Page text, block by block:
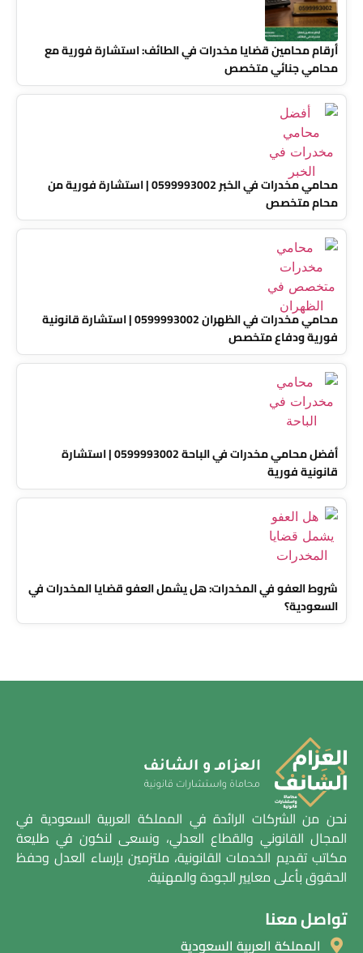
أرقام محامين قضايا مخدرات في الطائف: استشارة فورية مع
محامي جنائي متخصص
محامي مخدرات في الخبر 0599993002 | استشارة فورية من
محام متخصص
محامي مخدرات في الظهران 0599993002 | استشارة قانونية
فورية ودفاع متخصص
أفضل محامي مخدرات في الباحة 0599993002 | استشارة
قانونية فورية
شروط العفو في المخدرات: هل يشمل العفو قضايا المخدرات في
السعودية؟
نحن من الشركات الرائدة في المملكة العربية السعودية في
المجال القانوني والقطاع العدلي، ونسعى لنكون في طليعة
مكاتب تقديم الخدمات القانونية، ملتزمين بإرساء العدل وحفظ
الحقوق بأعلى معايير الجودة والمهنية.
تواصل معنا
المملكة العربية السعودية